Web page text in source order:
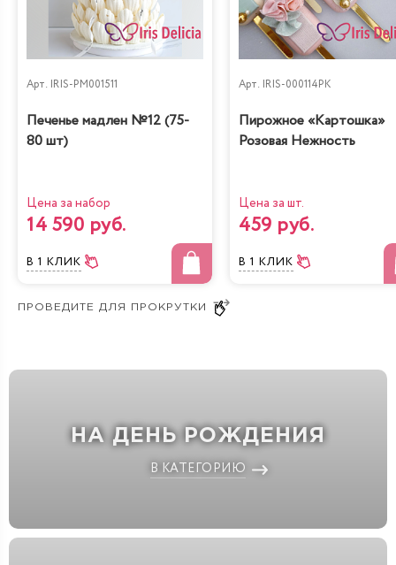
Арт. IRIS-PM001511
Печенье мадлен №12 (75-
80 шт)
Цена за набор
14 590 руб.
В 1 КЛИК
Арт. IRIS-000114PK
Пирожное «Картошка»
Розовая Нежность
Цена за шт.
459 руб.
В 1 КЛИК
НА ДЕНЬ РОЖДЕНИЯ
В КАТЕГОРИЮ